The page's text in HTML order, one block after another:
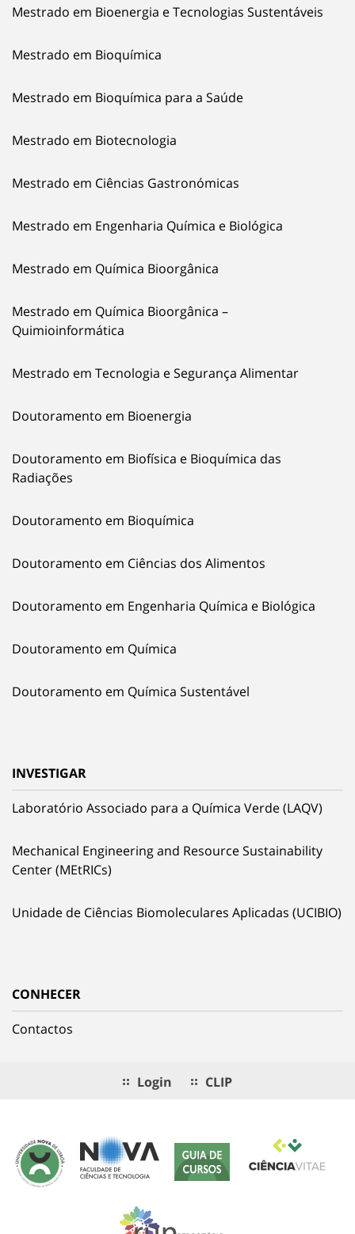
Mestrado em Bioenergia e Tecnologias Sustentáveis
Mestrado em Bioquímica
Mestrado em Bioquímica para a Saúde
Mestrado em Biotecnologia
Mestrado em Ciências Gastronómicas
Mestrado em Engenharia Química e Biológica
Mestrado em Química Bioorgânica
Mestrado em Química Bioorgânica –
Quimioinformática
Mestrado em Tecnologia e Segurança Alimentar
Doutoramento em Bioenergia
Doutoramento em Biofísica e Bioquímica das
Radiações
Doutoramento em Bioquímica
Doutoramento em Ciências dos Alimentos
Doutoramento em Engenharia Química e Biológica
Doutoramento em Química
Doutoramento em Química Sustentável
INVESTIGAR
Laboratório Associado para a Química Verde (LAQV)
Mechanical Engineering and Resource Sustainability
Center (MEtRICs)
Unidade de Ciências Biomoleculares Aplicadas (UCIBIO)
CONHECER
Contactos
Login CLIP